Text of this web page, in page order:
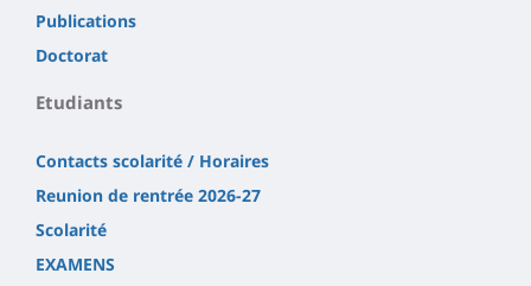
Publications
Doctorat
Etudiants
Contacts scolarité / Horaires
Reunion de rentrée 2026-27
Scolarité
EXAMENS